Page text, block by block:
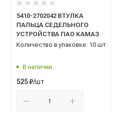
5410-2702042 ВТУЛКА
ПАЛЬЦА СЕДЕЛЬНОГО
УСТРОЙСТВА ПАО КАМАЗ
Количество в упаковке: 10 шт
В наличии
525₽/шт